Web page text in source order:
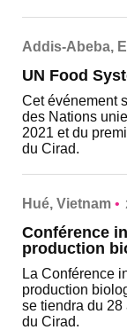
Addis-Abeba,
UN Food
Cet événement
des Nations
2021 et du
du Cirad.
Hué, Vietnam •
Conférence
production
La Conférence
production
se tiendra du 28
du Cirad.